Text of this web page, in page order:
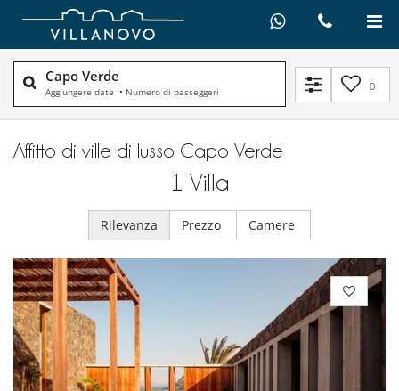
Capo Verde
Aggiungere date • Numero di passeggeri 0
Affitto di ville di lusso Capo Verde
1 Villa
Rilevanza Prezzo Camere